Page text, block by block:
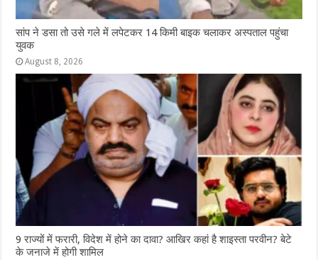
सांप ने डसा तो उसे गले में लपेटकर 14 किमी बाइक चलाकर अस्पताल पहुंचा
युवक
August 8, 2026
9 राज्‍यों में फरारी, व‍िदेश में होने का दावा? आख‍िर कहां है शाइस्‍ता परवीन? बेटे
के जनाजे में होगी शामिल